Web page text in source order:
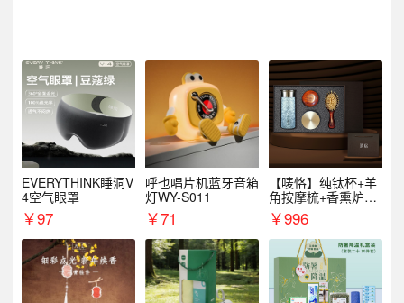
EVERYTHINK睡洞V
4空气眼罩
￥97
呼也唱片机蓝牙音箱
灯WY-S011
￥71
【唛恪】纯钛杯+羊
角按摩梳+香熏炉
+气垫梳
￥996